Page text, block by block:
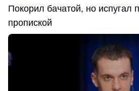
Покорил бачатой, но испугал
пропиской